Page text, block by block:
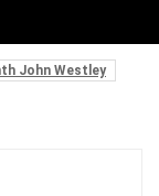
John Westley